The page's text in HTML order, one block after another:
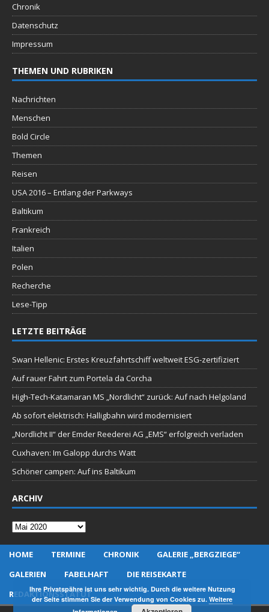
Chronik
Datenschutz
Impressum
THEMEN UND RUBRIKEN
Nachrichten
Menschen
Bold Circle
Themen
Reisen
USA 2016 – Entlang der Parkways
Baltikum
Frankreich
Italien
Polen
Recherche
Lese-Tipp
LETZTE BEITRÄGE
Swan Hellenic: Erstes Kreuzfahrtschiff weltweit ESG-zertifiziert
Auf rauer Fahrt zum Portela da Corcha
High-Tech-Katamaran MS „Nordlicht“ zurück: Auf nach Helgoland
Ab sofort elektrisch: Halligbahn wird modernisiert
„Nordlicht II“ der Emder Reederei AG „EMS“ erfolgreich verladen
Cuxhaven: Im Galopp durchs Watt
Schöner campen: Auf ins Baltikum
ARCHIV
Archiv
HOME TERMINE CHRONIK
GALERIE „BERGZIEGE“
GALERIEN
FABELHAFT
DIE REISEKARTE
REDAKTIONSSTATUT
Ihre Privatspähre ist uns sehr wichtig. Durch die weitere Nutzung
der Seite stimmen Sie der Verwendung von Cookies zu.Weitere